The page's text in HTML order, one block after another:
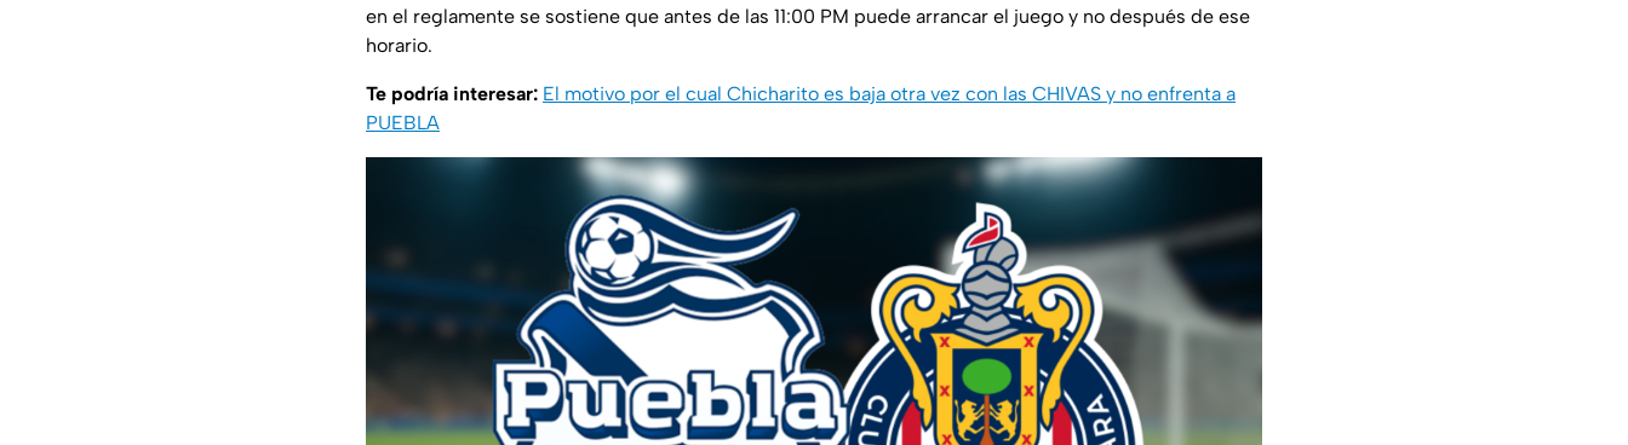
en el reglamente se sostiene que antes de las 11:00 PM puede arrancar el juego y no después de ese
horario.
Te podría interesar: El motivo por el cual Chicharito es baja otra vez con las CHIVAS y no enfrenta a
PUEBLA